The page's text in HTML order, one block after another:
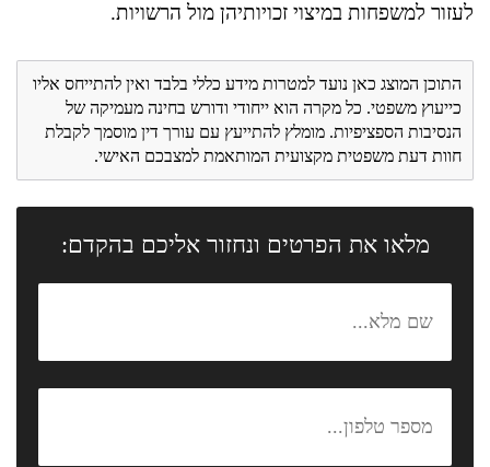
לעזור למשפחות במיצוי זכויותיהן מול הרשויות.
התוכן המוצג כאן נועד למטרות מידע כללי בלבד ואין להתייחס אליו
כייעוץ משפטי. כל מקרה הוא ייחודי ודורש בחינה מעמיקה של
הנסיבות הספציפיות. מומלץ להתייעץ עם עורך דין מוסמך לקבלת
חוות דעת משפטית מקצועית המותאמת למצבכם האישי.
מלאו את הפרטים ונחזור אליכם בהקדם: